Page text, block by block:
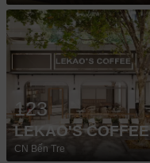
123
LEKAO'S COFFEE
CN Bến Tre